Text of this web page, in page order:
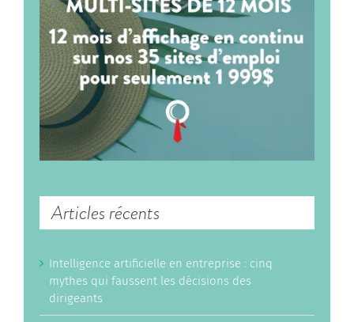
Articles récents
Intelligence artificielle en entreprise : cinq
mythes qui faussent les décisions des
dirigeants